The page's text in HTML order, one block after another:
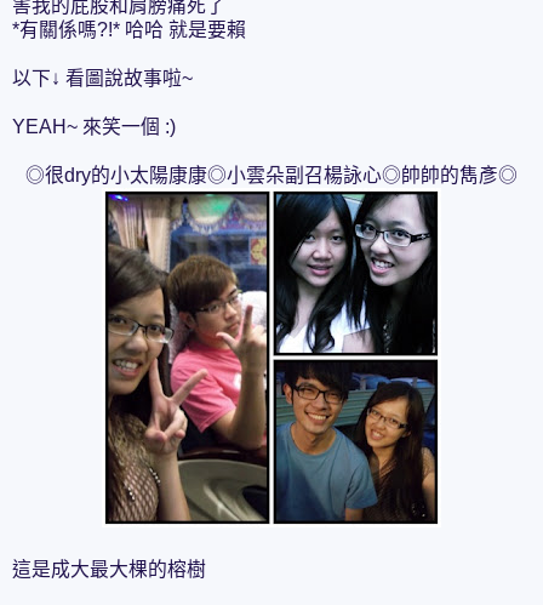
害我的屁股和肩膀痛死了
*有關係嗎?!* 哈哈 就是要賴
以下↓ 看圖說故事啦~
YEAH~ 來笑一個 :)
◎很dry的小太陽康康◎小雲朵副召楊詠心◎帥帥的雋彥◎
這是成大最大棵的榕樹